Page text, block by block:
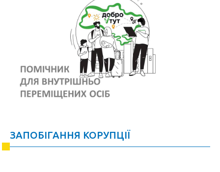
ЗАПОБІГАННЯ КОРУПЦІЇ